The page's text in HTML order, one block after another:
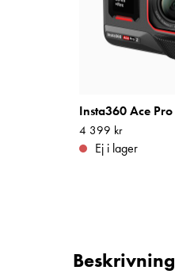
Pris:4 399 kr
4 399 kr
Ej i lager
Beskrivning